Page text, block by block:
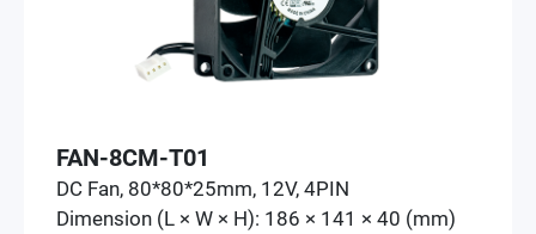
FAN-8CM-T01
DC Fan, 80*80*25mm, 12V, 4PIN
Dimension (L × W × H): 186 × 141 × 40 (mm)